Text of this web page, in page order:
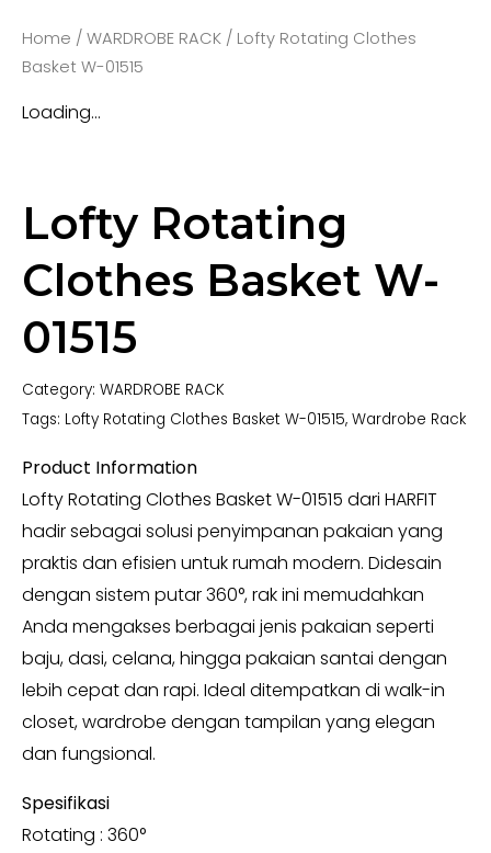
Home / WARDROBE RACK / Lofty Rotating Clothes
Basket W-01515
Loading...
Lofty Rotating
Clothes Basket W-
01515
Category: WARDROBE RACK
Tags: Lofty Rotating Clothes Basket W-01515, Wardrobe Rack
Product Information
Lofty Rotating Clothes Basket W-01515 dari HARFIT
hadir sebagai solusi penyimpanan pakaian yang
praktis dan efisien untuk rumah modern. Didesain
dengan sistem putar 360°, rak ini memudahkan
Anda mengakses berbagai jenis pakaian seperti
baju, dasi, celana, hingga pakaian santai dengan
lebih cepat dan rapi. Ideal ditempatkan di walk-in
closet, wardrobe dengan tampilan yang elegan
dan fungsional.
Spesifikasi
Rotating : 360°